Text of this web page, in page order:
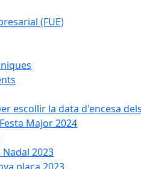
(FUE)
escollir la data d'encesa
Major 2024
2023